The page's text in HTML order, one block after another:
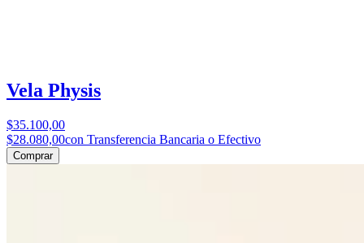
Vela Physis
$35.100,00
$28.080,00con Transferencia Bancaria o Efectivo
Comprar